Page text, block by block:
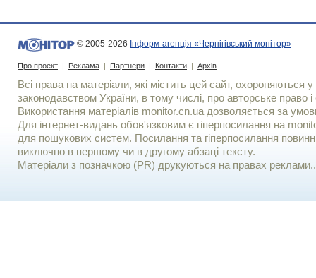
© 2005-2026 Інформ-агенція «Чернігівський монітор»
Про проект | Реклама | Партнери | Контакти | Архів
Всі права на матеріали, які містить цей сайт, охороняються у
законодавством України, в тому числі, про авторське право і
Використання матерiалiв monitor.cn.ua дозволяється за
Для iнтернет-видань обов'язковим є гiперпосилання на
для пошукових систем. Посилання та гіперпосилання
виключно в першому чи в другому абзаці тексту.
Матеріали з позначкою (PR) друкуються на правах реклами..